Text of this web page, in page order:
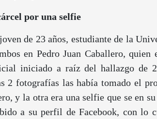
por una selfie
de 23 años, estudiante de la
en Pedro Juan Caballero,
iniciado a raíz del hallazgo de
2 fotografías las había tomado el
y la otra era una selfie que se en
a su perfil de Facebook, con lo